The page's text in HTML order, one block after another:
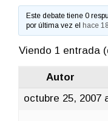
Este debate tiene 0
por última vez elhace
Viendo 1 entrada
Autor
octubre 25, 2007